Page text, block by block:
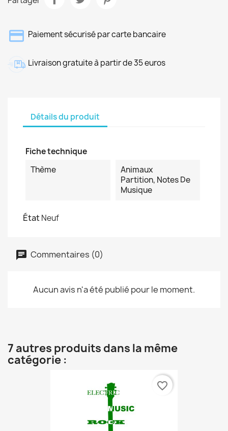
Paiement sécurisé par carte bancaire
Livraison gratuite à partir de 35 euros
Détails du produit
Fiche technique
Thème
Animaux
Partition, Notes De
Musique
ÉtatNeuf
Commentaires (0)
Aucun avis n'a été publié pour le moment.
7 autres produits dans la même
catégorie :
favorite_border